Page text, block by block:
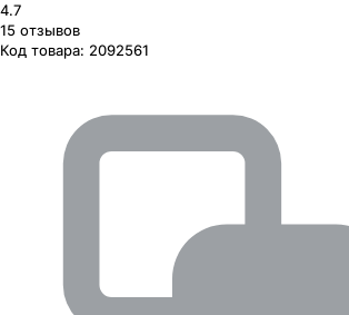
4.7
15 отзывов
Код товара: 2092561